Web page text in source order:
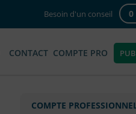
Besoin d'un conseil 0
CONTACT COMPTE PRO
COMPTE